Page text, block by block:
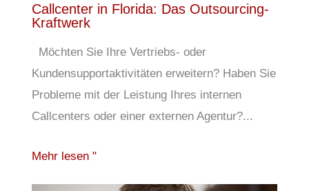
Callcenter in Florida: Das Outsourcing-
Kraftwerk
Möchten Sie Ihre Vertriebs- oder
Kundensupportaktivitäten erweitern? Haben Sie
Probleme mit der Leistung Ihres internen
Callcenters oder einer externen Agentur?...
Mehr lesen "